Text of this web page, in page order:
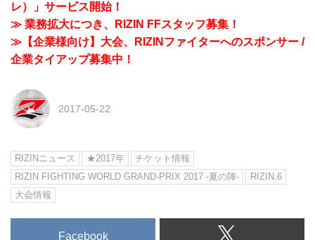
レ）」サービス開始！
≫ 業務拡大につき、RIZIN FFスタッフ募集！
≫【企業様向け】大会、RIZINファイターへのスポンサー /
企業タイアップ募集中！
2017-05-22
RIZINニュース ★2017年
チケット情報
RIZIN FIGHTING WORLD GRAND-PRIX 2017 -夏の陣-
RIZIN.6
大会情報
Facebook